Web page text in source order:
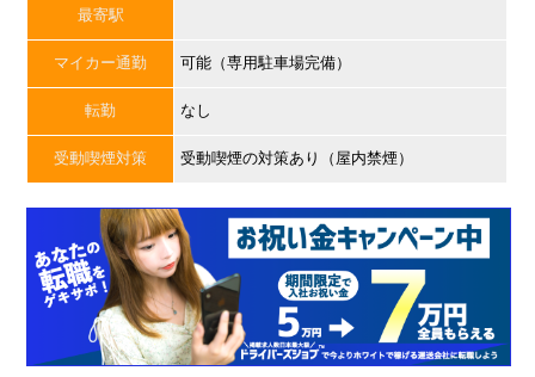
最寄駅
マイカー通勤 可能（専用駐車場完備）
転勤 なし
受動喫煙対策 受動喫煙の対策あり（屋内禁煙）